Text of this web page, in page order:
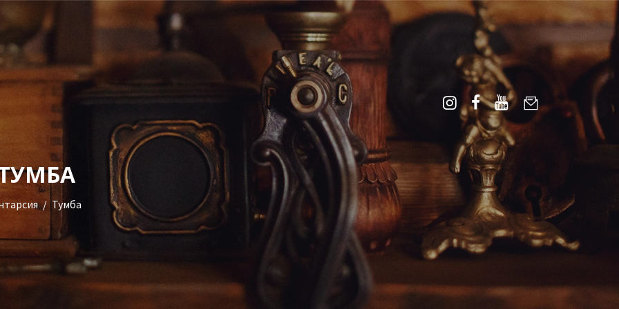
Тумба
НАС
+38(068)95-45-535
Telegram